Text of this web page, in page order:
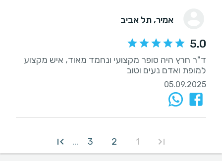
אמיר, תל אביב
5.0
ד"ר חרץ היה סופר מקצועי ונחמד מאוד, איש מקצוע
למופת ואדם נעים וטוב
05.09.2025
1
2
3
...